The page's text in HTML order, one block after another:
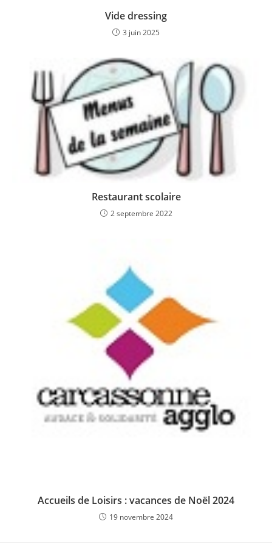
Vide dressing
3 juin 2025
Restaurant scolaire
2 septembre 2022
Accueils de Loisirs : vacances de Noël 2024
19 novembre 2024